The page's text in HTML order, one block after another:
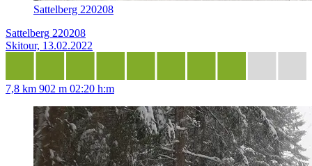
Sattelberg 220208
Sattelberg 220208
Skitour, 13.02.2022
7,8 km 902 m 02:20 h:m